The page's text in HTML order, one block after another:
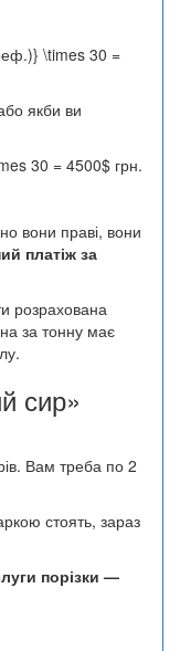
\times 30 =
якби ви
30 = 4500$ грн.
вони праві, вони
платіж за
розрахована
за тонну має
сир»
Вам треба по 2
стоять, зараз
порізки —